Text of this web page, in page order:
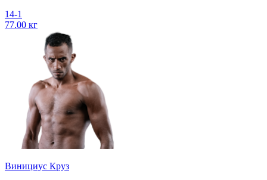
14-1
77.00 кг
Винициус Круз